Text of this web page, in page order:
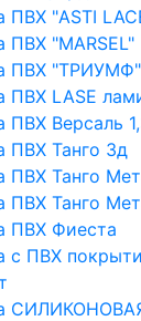
ПВХ "ASTI
ПВХ "MARSEL"
ПВХ "ТРИУМФ"
ПВХ LASE
ПВХ Версаль
ПВХ Танго 3д
ПВХ Танго
ПВХ Танго
ПВХ Фиеста
с ПВХ